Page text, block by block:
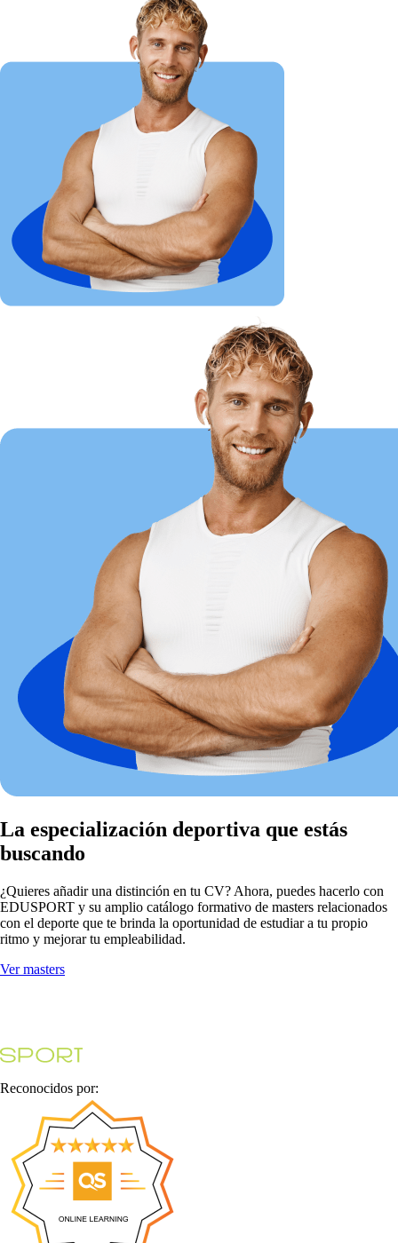
La especialización deportiva que estás
buscando
¿Quieres añadir una distinción en tu CV? Ahora, puedes hacerlo con
EDUSPORT y su amplio catálogo formativo de masters relacionados
con el deporte que te brinda la oportunidad de estudiar a tu propio
ritmo y mejorar tu empleabilidad.
Ver masters
Reconocidos por: